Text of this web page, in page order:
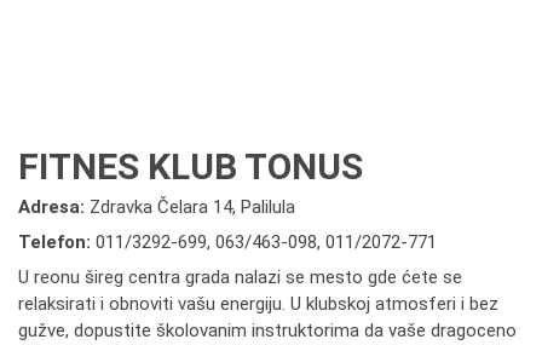
FITNES KLUB TONUS
Adresa: Zdravka Čelara 14, Palilula
Telefon: 011/3292-699, 063/463-098, 011/2072-771
U reonu šireg centra grada nalazi se mesto gde ćete se
relaksirati i obnoviti vašu energiju. U klubskoj atmosferi i bez
gužve, dopustite školovanim instruktorima da vaše dragoceno